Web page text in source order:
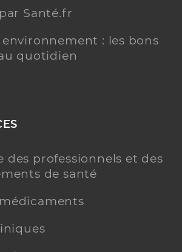
Santé.fr
: les bons
quotidien
des professionnels et des
de santé